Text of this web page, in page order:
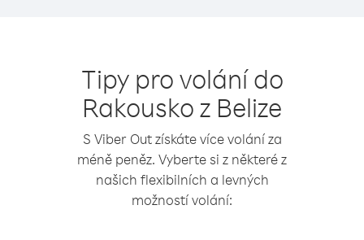
Tipy pro volání do
Rakousko z Belize
S Viber Out získáte více volání za
méně peněz. Vyberte si z některé z
našich flexibilních a levných
možností volání: